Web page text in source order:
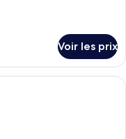
Voir les prix
moderne avec des